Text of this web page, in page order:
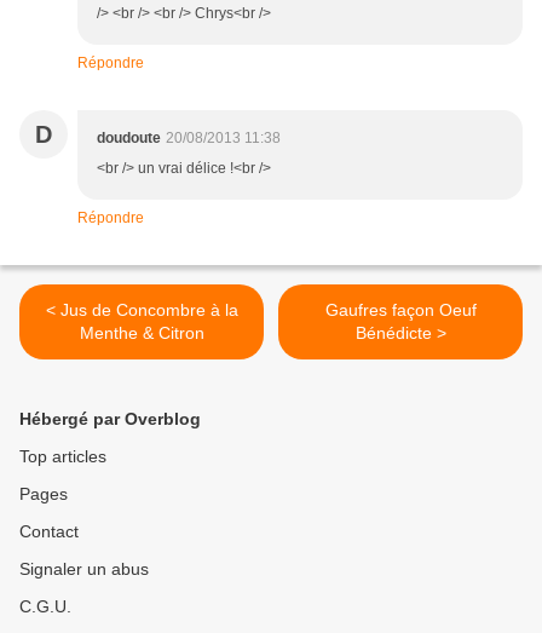
/> <br /> <br /> Chrys<br />
Répondre
D doudoute 20/08/2013 11:38
<br /> un vrai délice !<br />
Répondre
< Jus de Concombre à la
Menthe & Citron
Gaufres façon Oeuf
Bénédicte >
Hébergé par Overblog
Top articles
Pages
Contact
Signaler un abus
C.G.U.